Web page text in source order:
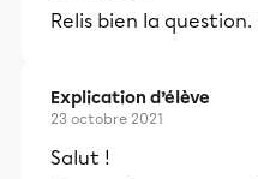
Relis bien la
Explication d’élève
23 octobre 2021
Salut !